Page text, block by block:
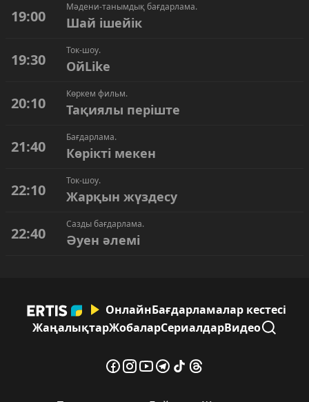
19:00
Мәдени-танымдық бағдарлама.
Шай ішейік
19:30
Ток-шоу.
ОйLike
20:10
Көркем фильм.
Тақиялы періште
21:40
Бағдарлама.
Көрікті мекен
22:10
Ток-шоу.
Жарқын жүздесу
22:40
Сазды бағдарлама.
Әуен әлемі
ОнлайнБағдарламалар кестесі
ЖаңалықтарЖобаларСериалдарВидео